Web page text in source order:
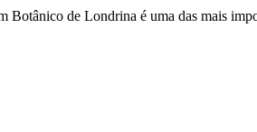
de Londrina é uma das mais